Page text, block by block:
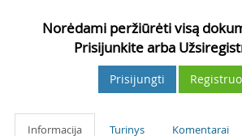
Norėdami peržiūrėti visą
Prisijunkite arba
Prisijungti
Informacija Turinys Komentarai